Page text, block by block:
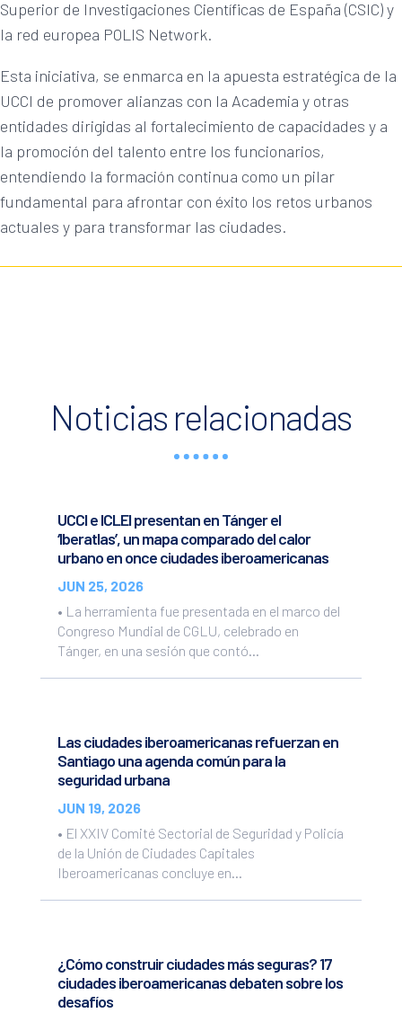
Superior de Investigaciones Científicas de España (CSIC) y
la red europea POLIS Network.
Esta iniciativa, se enmarca en la apuesta estratégica de la
UCCI de promover alianzas con la Academia y otras
entidades dirigidas al fortalecimiento de capacidades y a
la promoción del talento entre los funcionarios,
entendiendo la formación continua como un pilar
fundamental para afrontar con éxito los retos urbanos
actuales y para transformar las ciudades.
Noticias relacionadas
UCCI e ICLEI presentan en Tánger el
‘Iberatlas’, un mapa comparado del calor
urbano en once ciudades iberoamericanas
JUN 25, 2026
• La herramienta fue presentada en el marco del
Congreso Mundial de CGLU, celebrado en
Tánger, en una sesión que contó...
Las ciudades iberoamericanas refuerzan en
Santiago una agenda común para la
seguridad urbana
JUN 19, 2026
• El XXIV Comité Sectorial de Seguridad y Policía
de la Unión de Ciudades Capitales
Iberoamericanas concluye en...
¿Cómo construir ciudades más seguras? 17
ciudades iberoamericanas debaten sobre los
desafíos